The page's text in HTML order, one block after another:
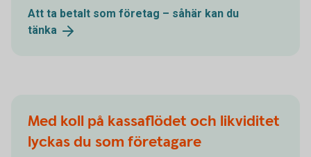
Att ta betalt som företag – såhär kan du
tänka
Med koll på kassaflödet och likviditet
lyckas du som företagare